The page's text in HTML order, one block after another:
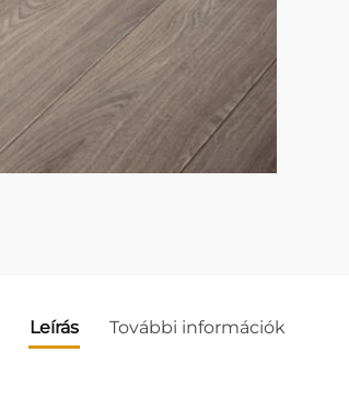
Leírás További információk